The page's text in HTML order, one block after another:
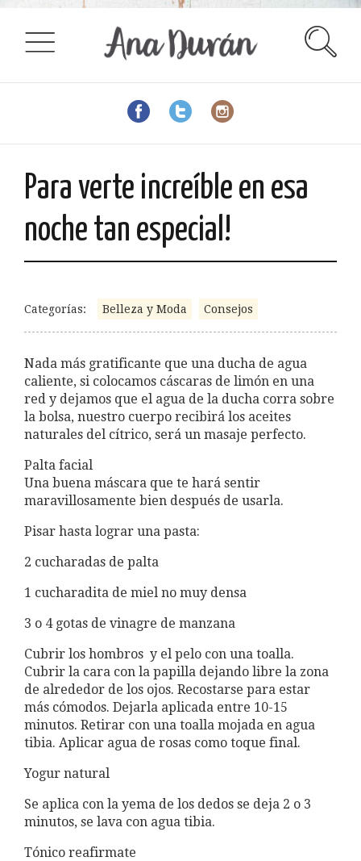
Para verte increíble en esa
noche tan especial!
Categorías: Belleza y Moda Consejos
Nada más gratificante que una ducha de agua
caliente, si colocamos cáscaras de limón en una
red y dejamos que el agua de la ducha corra sobre
la bolsa, nuestro cuerpo recibirá los aceites
naturales del cítrico, será un masaje perfecto.
Palta facial
Una buena máscara que te hará sentir
maravillosamente bien después de usarla.
Pisar hasta lograr una pasta:
2 cucharadas de palta
1 cucharadita de miel no muy densa
3 o 4 gotas de vinagre de manzana
Cubrir los hombros y el pelo con una toalla.
Cubrir la cara con la papilla dejando libre la zona
de alrededor de los ojos. Recostarse para estar
más cómodos. Dejarla aplicada entre 10-15
minutos. Retirar con una toalla mojada en agua
tibia. Aplicar agua de rosas como toque final.
Yogur natural
Se aplica con la yema de los dedos se deja 2 o 3
minutos, se lava con agua tibia.
Tónico reafirmate